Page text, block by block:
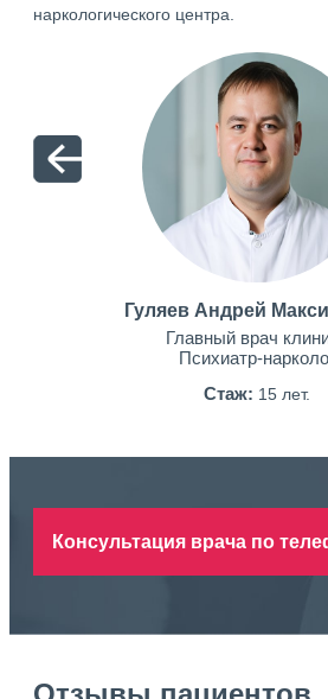
наркологического центра.
Гуляев Андрей
Главный врач
Психиатр-
Стаж: 15 лет.
Консультация врача по